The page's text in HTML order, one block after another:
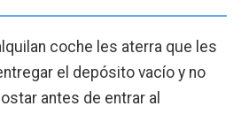
coche les aterra que les
el depósito vacío y no
antes de entrar al